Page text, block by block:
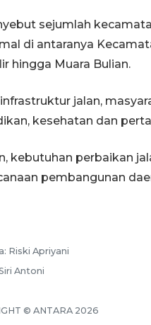
sejumlah
di antaranya
hingga Muara Bulian.
infrastruktur jalan,
kesehatan dan
kebutuhan perbaikan
pembangunan
Riski Apriyani
Antoni
© ANTARA 2026